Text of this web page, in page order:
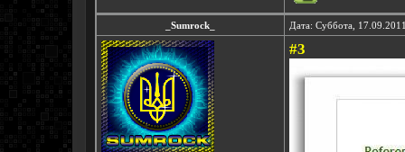
_Sumrock_ Дата: Суббота,
#3